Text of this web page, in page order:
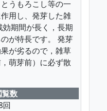
うもろこし等の一
用し、発芽した雑
期間が長く，長期
が特長です。 発芽
が劣るので，雑草
萌芽前）に必ず散
覧数
回